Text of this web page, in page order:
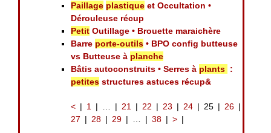
Paillage plastique et Occultation •
Dérouleuse récup
Petit Outillage • Brouette maraichère
Barre porte-outils • BPO config butteuse
vs Butteuse à planche
Bâtis autoconstruits • Serres à plants :
petites structures astuces récup&
< 1 … 21 22 23 24 25
26
27
28 29 … 38 >